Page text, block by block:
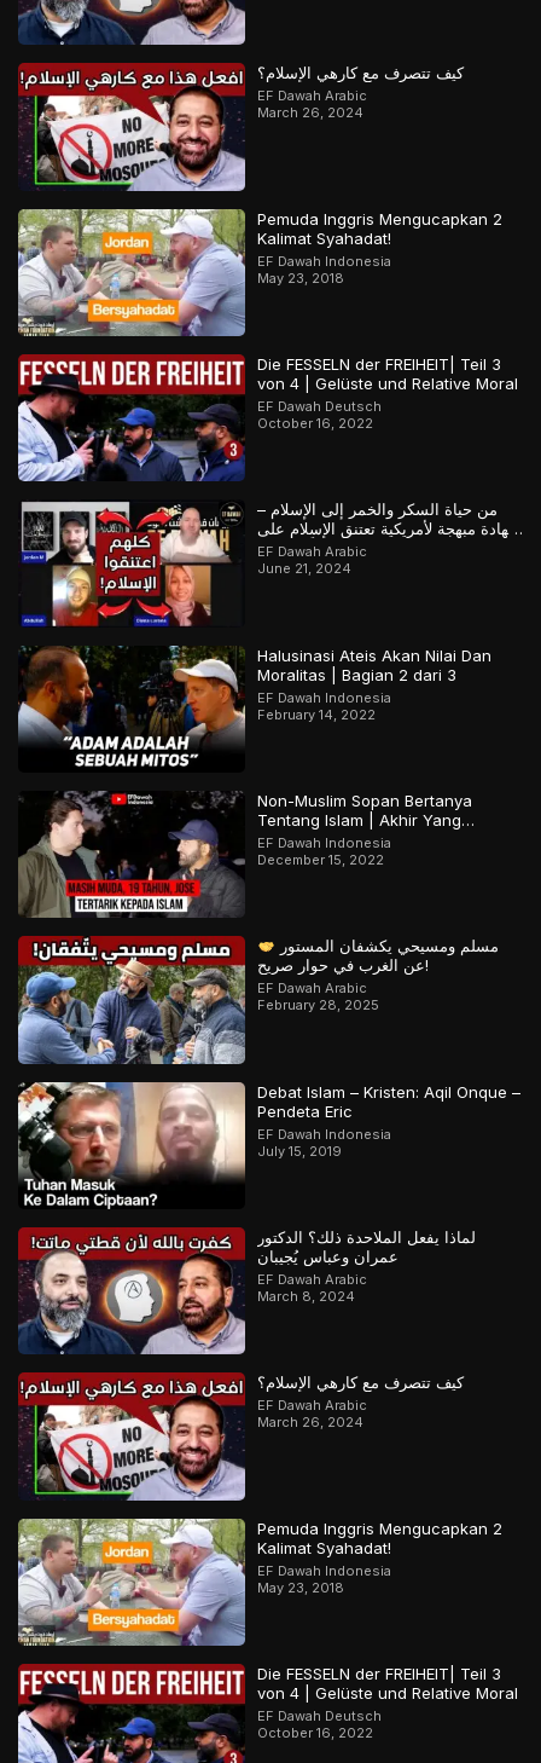
كيف تتصرف مع كارهي الإسلام؟
EF Dawah Arabic
March 26, 2024
Pemuda Inggris Mengucapkan 2
Kalimat Syahadat!
EF Dawah Indonesia
May 23, 2018
Die FESSELN der FREIHEIT| Teil 3
von 4 | Gelüste und Relative Moral
EF Dawah Deutsch
October 16, 2022
من حياة السكر والخمر إلى الإسلام –
شهادة مبهجة لأمريكية تعتنق الإسلام على
يد معتنقين سابقاً للإسلام
EF Dawah Arabic
June 21, 2024
Halusinasi Ateis Akan Nilai Dan
Moralitas | Bagian 2 dari 3
EF Dawah Indonesia
February 14, 2022
Non-Muslim Sopan Bertanya
Tentang Islam | Akhir Yang
Menarik! Bagian 2 dari 2
EF Dawah Indonesia
December 15, 2022
عن الغرب في حوار صريح!
EF Dawah Arabic
February 28, 2025
Debat Islam – Kristen: Aqil Onque –
Pendeta Eric
EF Dawah Indonesia
July 15, 2019
لماذا يفعل الملاحدة ذلك؟ الدكتور
عمران وعباس يُجيبان
EF Dawah Arabic
March 8, 2024
كيف تتصرف مع كارهي الإسلام؟
EF Dawah Arabic
March 26, 2024
Pemuda Inggris Mengucapkan 2
Kalimat Syahadat!
EF Dawah Indonesia
May 23, 2018
Die FESSELN der FREIHEIT| Teil 3
von 4 | Gelüste und Relative Moral
EF Dawah Deutsch
October 16, 2022